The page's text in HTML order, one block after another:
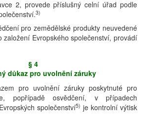
2, provede příslušný celní úřad podle
3)
pro zemědělské produkty neuvedené
založení Evropského společenství, provádí
§ 4
důkaz pro uvolnění záruky
pro uvolnění záruky poskytnuté pro
popřípadě osvědčení, v případech
společenství5) je kontrolní výtisk